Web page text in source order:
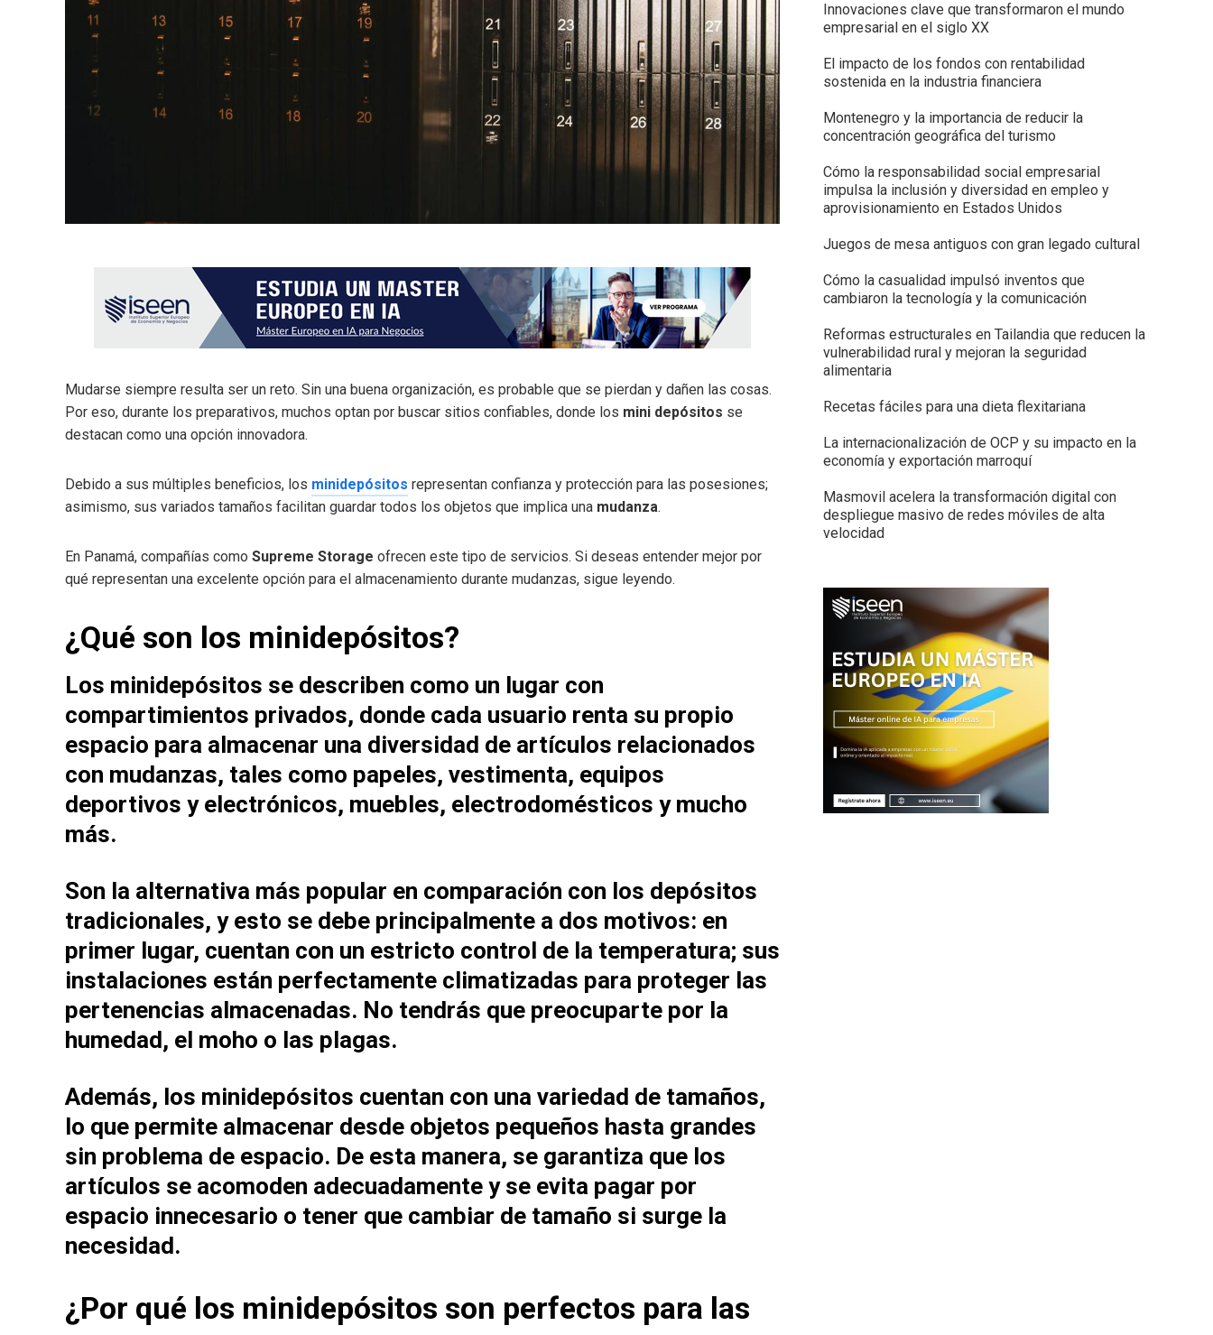
Mudarse siempre resulta ser un reto. Sin una buena organización, es probable que se pierdan y dañen las cosas.
Por eso, durante los preparativos, muchos optan por buscar sitios confiables, donde los mini depósitos se
destacan como una opción innovadora.
Debido a sus múltiples beneficios, los minidepósitos representan confianza y protección para las posesiones;
asimismo, sus variados tamaños facilitan guardar todos los objetos que implica una mudanza.
En Panamá, compañías como Supreme Storage ofrecen este tipo de servicios. Si deseas entender mejor por
qué representan una excelente opción para el almacenamiento durante mudanzas, sigue leyendo.
¿Qué son los minidepósitos?
Los minidepósitos se describen como un lugar con
compartimientos privados, donde cada usuario renta su propio
espacio para almacenar una diversidad de artículos relacionados
con mudanzas, tales como papeles, vestimenta, equipos
deportivos y electrónicos, muebles, electrodomésticos y mucho
más.
Son la alternativa más popular en comparación con los depósitos
tradicionales, y esto se debe principalmente a dos motivos: en
primer lugar, cuentan con un estricto control de la temperatura; sus
instalaciones están perfectamente climatizadas para proteger las
pertenencias almacenadas. No tendrás que preocuparte por la
humedad, el moho o las plagas.
Además, los minidepósitos cuentan con una variedad de tamaños,
lo que permite almacenar desde objetos pequeños hasta grandes
sin problema de espacio. De esta manera, se garantiza que los
artículos se acomoden adecuadamente y se evita pagar por
espacio innecesario o tener que cambiar de tamaño si surge la
necesidad.
¿Por qué los minidepósitos son perfectos para las
Innovaciones clave que transformaron el mundo
empresarial en el siglo XX
El impacto de los fondos con rentabilidad
sostenida en la industria financiera
Montenegro y la importancia de reducir la
concentración geográfica del turismo
Cómo la responsabilidad social empresarial
impulsa la inclusión y diversidad en empleo y
aprovisionamiento en Estados Unidos
Juegos de mesa antiguos con gran legado cultural
Cómo la casualidad impulsó inventos que
cambiaron la tecnología y la comunicación
Reformas estructurales en Tailandia que reducen la
vulnerabilidad rural y mejoran la seguridad
alimentaria
Recetas fáciles para una dieta flexitariana
La internacionalización de OCP y su impacto en la
economía y exportación marroquí
Masmovil acelera la transformación digital con
despliegue masivo de redes móviles de alta
velocidad